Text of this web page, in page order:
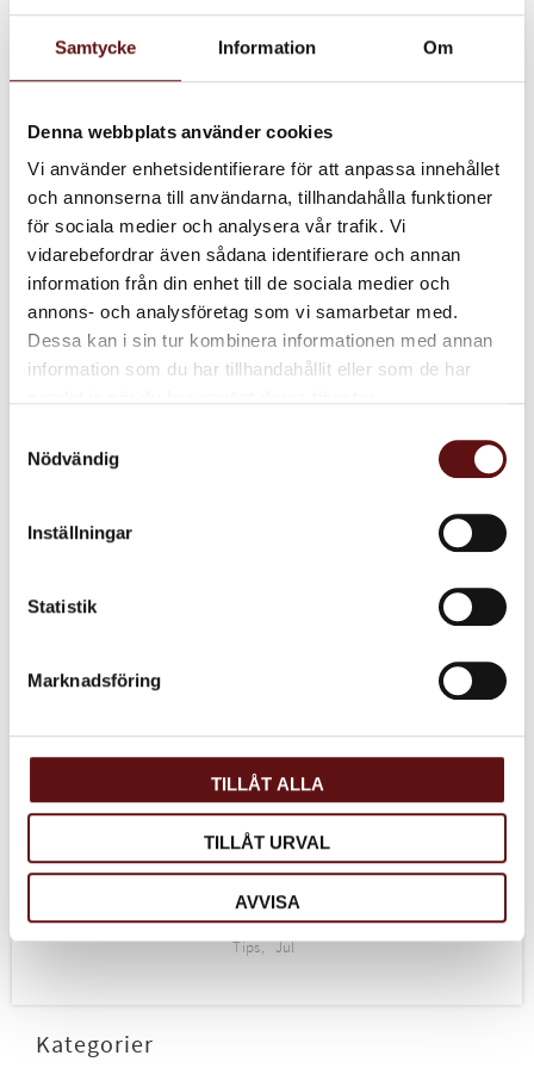
Samtycke Information Om
Denna webbplats använder cookies
Vi använder enhetsidentifierare för att anpassa innehållet
och annonserna till användarna, tillhandahålla funktioner
för sociala medier och analysera vår trafik. Vi
vidarebefordrar även sådana identifierare och annan
information från din enhet till de sociala medier och
annons- och analysföretag som vi samarbetar med.
Dessa kan i sin tur kombinera informationen med annan
information som du har tillhandahållit eller som de har
Nödvändig
Inställningar
Statistik
Marknadsföring
TILLÅT ALLA
TILLÅT URVAL
AVVISA
Julpaket Litet:360kr
Julpaket Mellan:
Tips Jul
Kategorier